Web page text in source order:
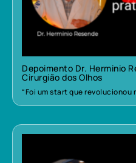
Depoimento Dr. Herminio
Cirurgião dos Olhos
“Foi um start que revolucionou